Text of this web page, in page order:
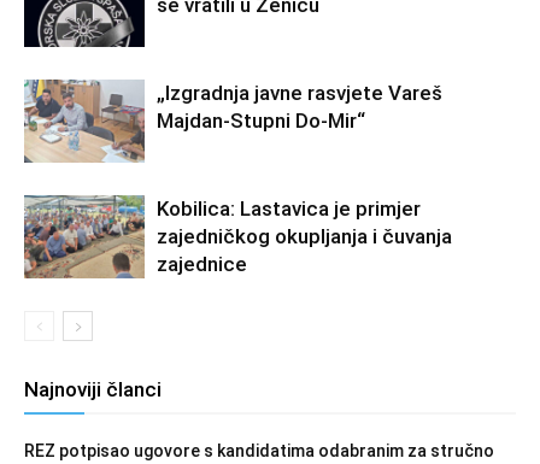
„Izgradnja javne rasvjete Vareš
Majdan-Stupni Do-Mir“
Kobilica: Lastavica je primjer
zajedničkog okupljanja i čuvanja
zajednice
Najnoviji članci
REZ potpisao ugovore s kandidatima odabranim za stručno